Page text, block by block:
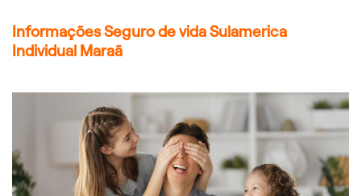
Informações Seguro de vida Sulamerica
Individual Maraã